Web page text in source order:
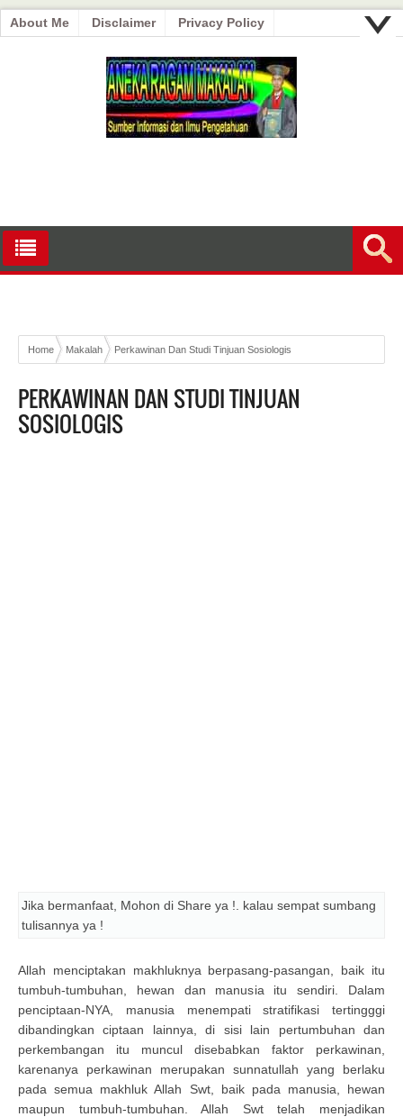
About Me Disclaimer Privacy Policy
Home Makalah Perkawinan Dan Studi Tinjuan Sosiologis
PERKAWINAN DAN STUDI TINJUAN
SOSIOLOGIS
Jika bermanfaat, Mohon di Share ya !. kalau sempat sumbang
tulisannya ya !
Allah menciptakan makhluknya berpasang-pasangan, baik itu
tumbuh-tumbuhan, hewan dan manusia itu sendiri. Dalam
penciptaan-NYA, manusia menempati stratifikasi tertingggi
dibandingkan ciptaan lainnya, di sisi lain pertumbuhan dan
perkembangan itu muncul disebabkan faktor perkawinan,
karenanya perkawinan merupakan sunnatullah yang berlaku
pada semua makhluk Allah Swt, baik pada manusia, hewan
maupun tumbuh-tumbuhan. Allah Swt telah menjadikan